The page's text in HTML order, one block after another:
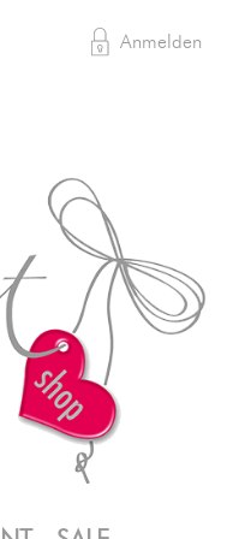
 Anmelden